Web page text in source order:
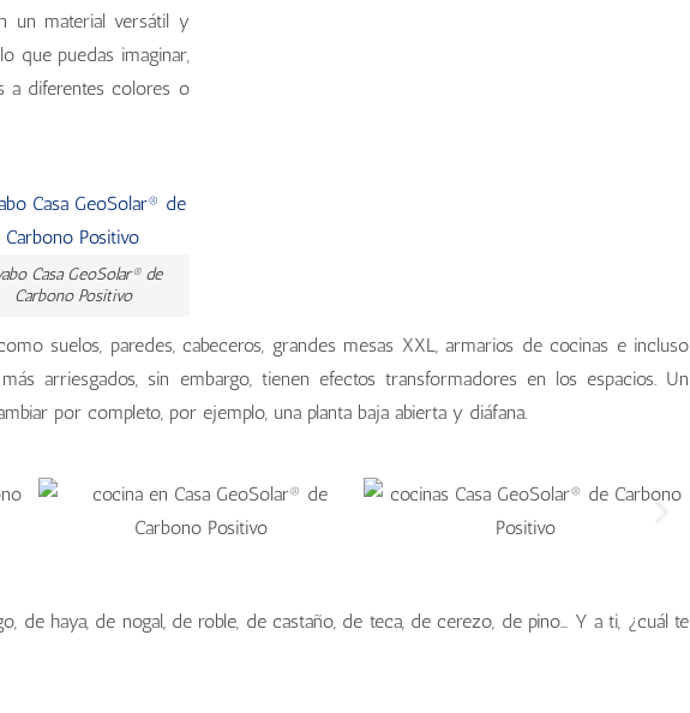
un material versátil y
que puedas imaginar,
a diferentes colores o
Casa GeoSolar® de
Carbono Positivo
suelos, paredes, cabeceros, grandes mesas XXL, armarios de cocinas e incluso
arriesgados, sin embargo, tienen efectos transformadores en los espacios. Un
por completo, por ejemplo, una planta baja abierta y diáfana.
de haya, de nogal, de roble, de castaño, de teca, de cerezo, de pino… Y a ti, ¿cuál te